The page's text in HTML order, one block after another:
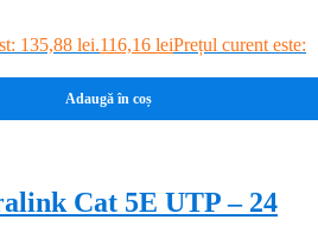
135,88 lei.116,16 leiPrețul curent este:
Adaugă în coș
Cat 5E UTP – 24